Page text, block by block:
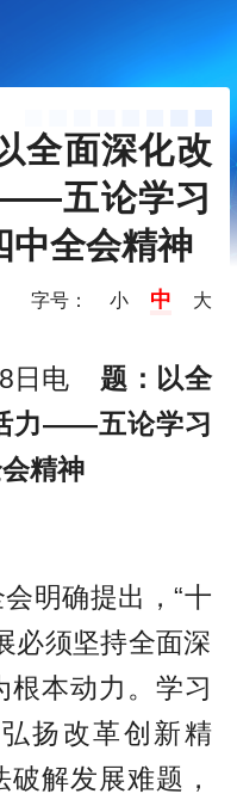
全面深化改
五论学习
中全会精神
字号： 小 中 大
日电 题：以全
力——五论学习
精神
明确提出，“十
必须坚持全面深
根本动力。学习
扬改革创新精
解发展难题，